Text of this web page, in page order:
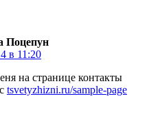
Поцепун
в 11:20
на странице контакты
tsvetyzhizni.ru/sample-page